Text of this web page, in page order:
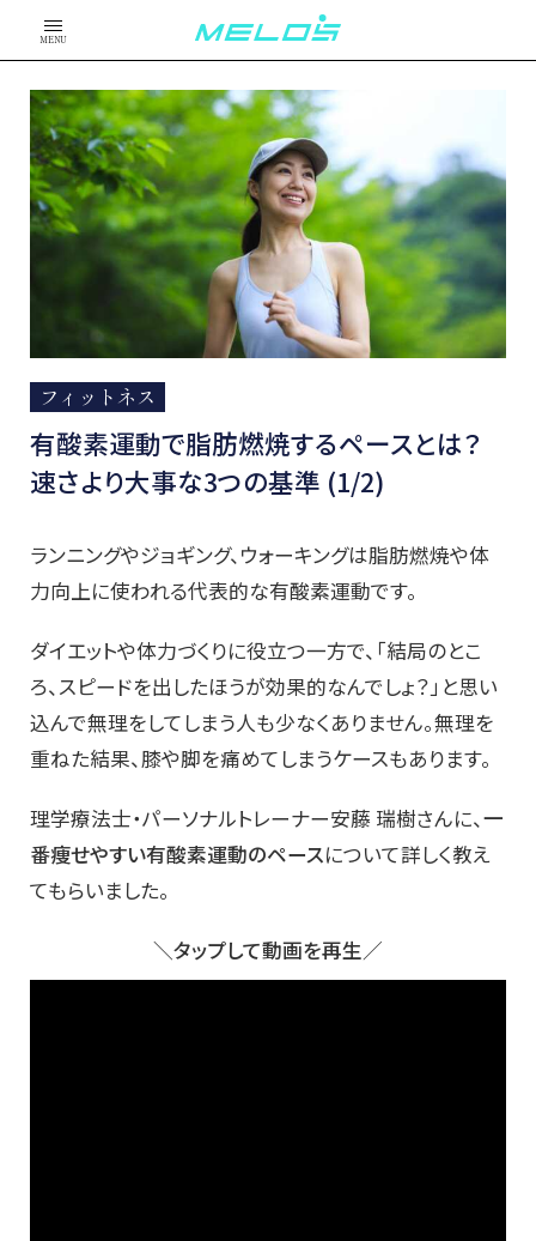
MENU
フィットネス
有酸素運動で脂肪燃焼するペースとは？
速さより大事な3つの基準 (1/2)
ランニングやジョギング、ウォーキングは脂肪燃焼や体
力向上に使われる代表的な有酸素運動です。
ダイエットや体力づくりに役立つ一方で、「結局のとこ
ろ、スピードを出したほうが効果的なんでしょ？」と思い
込んで無理をしてしまう人も少なくありません。無理を
重ねた結果、膝や脚を痛めてしまうケースもあります。
理学療法士・パーソナルトレーナー安藤 瑞樹さんに、一
番痩せやすい有酸素運動のペースについて詳しく教え
てもらいました。
＼タップして動画を再生／